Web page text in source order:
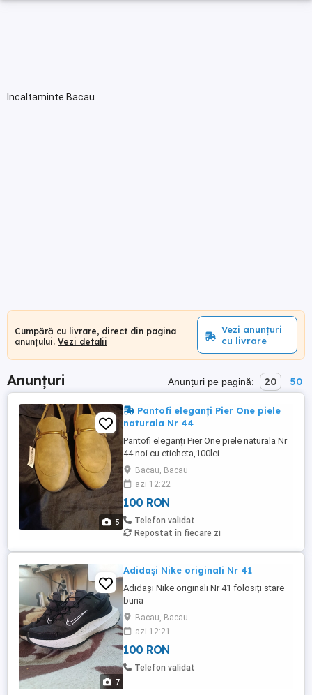
Incaltaminte Bacau
Cumpără cu livrare, direct din pagina
anunțului. Vezi detalii
Vezi anunțuri
cu livrare
Anunțuri Anunțuri pe pagină: 20 50
5
Pantofi eleganți Pier One piele
naturala Nr 44
Pantofi eleganți Pier One piele naturala Nr
44 noi cu eticheta,100lei
Bacau, Bacau
azi 12:22
100 RON
Telefon validat
Repostat în fiecare zi
7
Adidași Nike originali Nr 41
Adidași Nike originali Nr 41 folosiți stare
buna
Bacau, Bacau
azi 12:21
100 RON
Telefon validat